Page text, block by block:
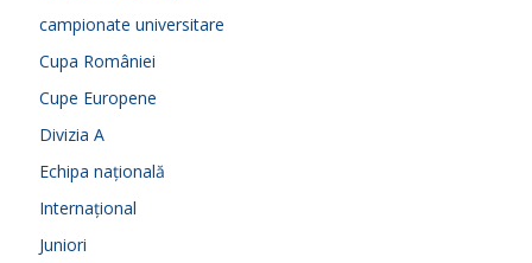
campionate universitare
Cupa României
Cupe Europene
Divizia A
Echipa națională
Internațional
Juniori